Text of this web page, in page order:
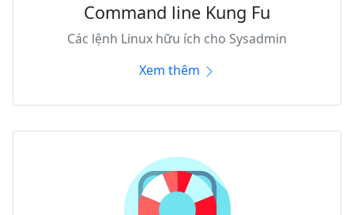
Command line Kung Fu
Các lệnh Linux hữu ích cho Sysadmin
Xem thêm